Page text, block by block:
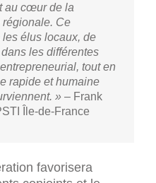
au cœur de la
Ce
élus locaux, de
les différentes
tout en
rapide et humaine
»– Frank
Île-de-France
favorisera